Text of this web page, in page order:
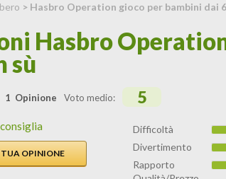
> Hasbro Operation gioco per bambini dai
Hasbro
sù
1 Opinione Voto medio: 5
OPINIONE
Difficoltà
Divertimento
Rapporto